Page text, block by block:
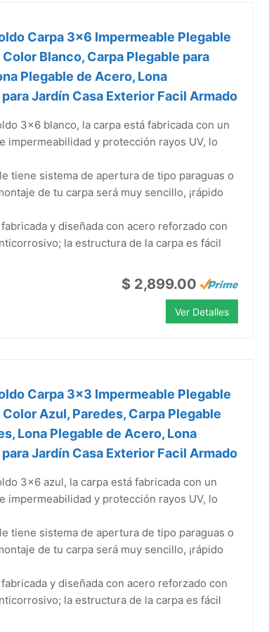
Carpa 3x6 Impermeable Plegable
Blanco, Carpa Plegable para
Plegable de Acero, Lona
Jardín Casa Exterior Facil Armado
3x6 blanco, la carpa está fabricada con un
impermeabilidad y protección rayos UV, lo
tiene sistema de apertura de tipo paraguas o
de tu carpa será muy sencillo, ¡rápido
y diseñada con acero reforzado con
la estructura de la carpa es fácil
$ 2,899.00
Ver Detalles
Carpa 3x3 Impermeable Plegable
Azul, Paredes, Carpa Plegable
Lona Plegable de Acero, Lona
Jardín Casa Exterior Facil Armado
3x6 azul, la carpa está fabricada con un
impermeabilidad y protección rayos UV, lo
tiene sistema de apertura de tipo paraguas o
de tu carpa será muy sencillo, ¡rápido
y diseñada con acero reforzado con
la estructura de la carpa es fácil